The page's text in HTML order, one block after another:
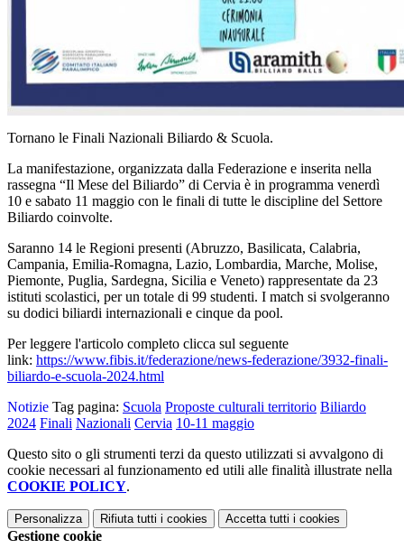
Tornano le Finali Nazionali Biliardo & Scuola.
La manifestazione, organizzata dalla Federazione e inserita nella
rassegna “Il Mese del Biliardo” di Cervia è in programma venerdì
10 e sabato 11 maggio con le finali di tutte le discipline del Settore
Biliardo coinvolte.
Saranno 14 le Regioni presenti (Abruzzo, Basilicata, Calabria,
Campania, Emilia-Romagna, Lazio, Lombardia, Marche, Molise,
Piemonte, Puglia, Sardegna, Sicilia e Veneto) rappresentate da 23
istituti scolastici, per un totale di 99 studenti. I match si svolgeranno
su dodici biliardi internazionali e cinque da pool.
Per leggere l'articolo completo clicca sul seguente
link: https://www.fibis.it/federazione/news-federazione/3932-finali-
biliardo-e-scuola-2024.html
Notizie Tag pagina: Scuola Proposte culturali territorio Biliardo
2024 Finali Nazionali Cervia 10-11 maggio
Questo sito o gli strumenti terzi da questo utilizzati si avvalgono di
cookie necessari al funzionamento ed utili alle finalità illustrate nella
COOKIE POLICY.
Personalizza Rifiuta tutti i cookies Accetta tutti i cookies
Gestione cookie